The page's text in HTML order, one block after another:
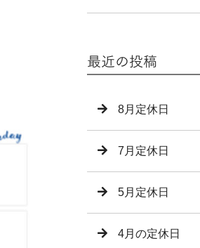
最近の投稿
8月定休日
7月定休日
5月定休日
4月の定休日